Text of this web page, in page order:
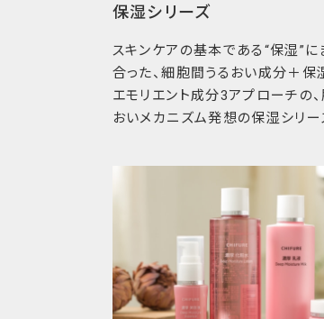
保湿シリーズ
スキンケアの基本である“保湿”に
合った、細胞間うるおい成分＋
エモリエント成分3アプローチの、
おいメカニズム発想の保湿シリー